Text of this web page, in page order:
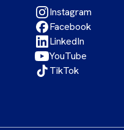
Instagram
Facebook
LinkedIn
YouTube
TikTok